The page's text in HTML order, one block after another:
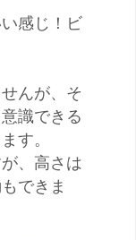
感じ！ビ
んが、そ
識できる
す。
、高さは
できま